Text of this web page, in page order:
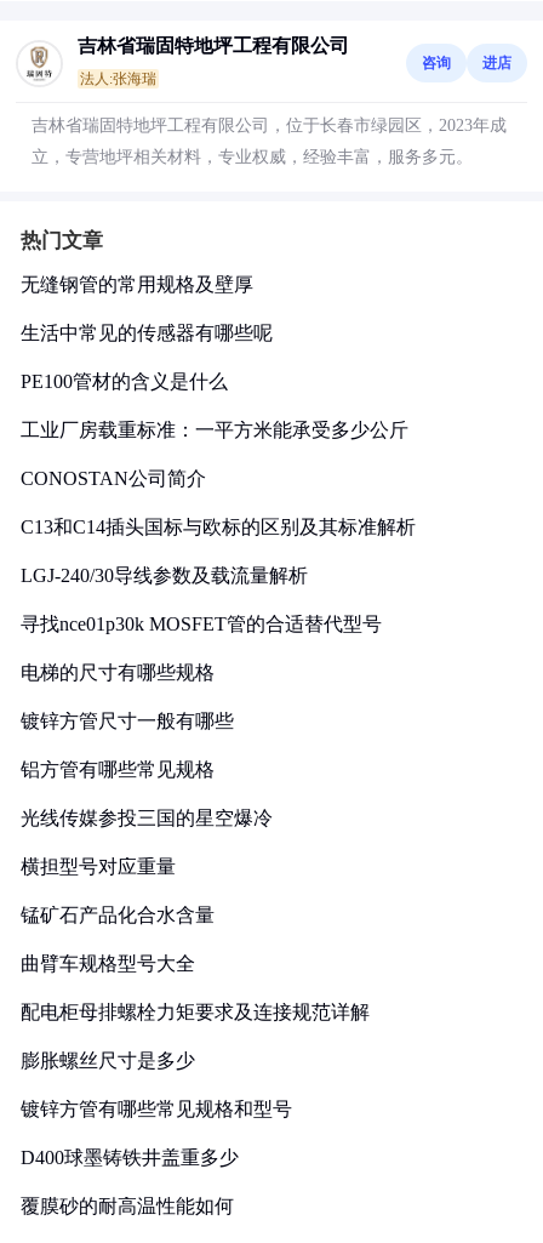
吉林省瑞固特地坪工程有限公司
法人:张海瑞
咨询 进店
吉林省瑞固特地坪工程有限公司，位于长春市绿园区，2023年成
立，专营地坪相关材料，专业权威，经验丰富，服务多元。
热门文章
无缝钢管的常用规格及壁厚
生活中常见的传感器有哪些呢
PE100管材的含义是什么
工业厂房载重标准：一平方米能承受多少公斤
CONOSTAN公司简介
C13和C14插头国标与欧标的区别及其标准解析
LGJ-240/30导线参数及载流量解析
寻找nce01p30k MOSFET管的合适替代型号
电梯的尺寸有哪些规格
镀锌方管尺寸一般有哪些
铝方管有哪些常见规格
光线传媒参投三国的星空爆冷
横担型号对应重量
锰矿石产品化合水含量
曲臂车规格型号大全
配电柜母排螺栓力矩要求及连接规范详解
膨胀螺丝尺寸是多少
镀锌方管有哪些常见规格和型号
D400球墨铸铁井盖重多少
覆膜砂的耐高温性能如何